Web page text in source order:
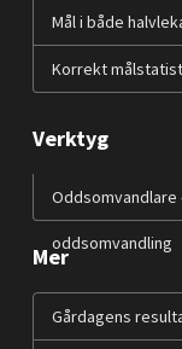
Mål i både
Korrekt
Verktyg
Oddsomvandlare
oddsomvandling
Mer
Gårdagens